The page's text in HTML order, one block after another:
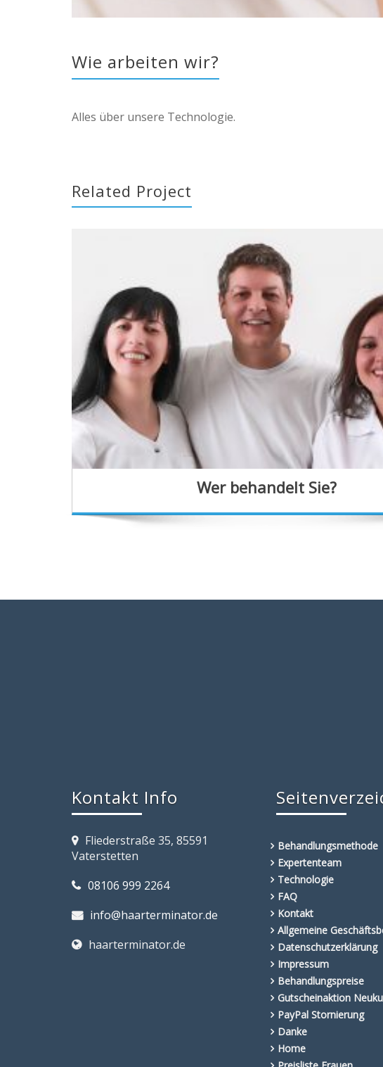
Wie arbeiten wir?
Alles über unsere Technologie.
Related Project
Wer behandelt Sie?
Kontakt Info
Fliederstraße 35, 85591
Vaterstetten
08106 999 2264
info@haarterminator.de
haarterminator.de
Behandlungsmethode
Expertenteam
Technologie
FAQ
Kontakt
Allgemeine
Datenschutzerklärung
Impressum
Behandlungspreise
Gutscheinaktion
PayPal Stornierung
Danke
Home